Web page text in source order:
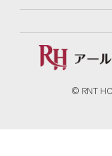
© RNT